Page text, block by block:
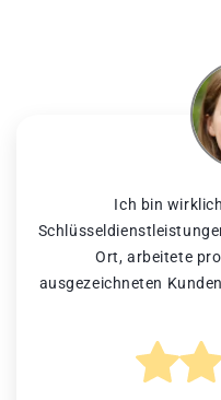
Ich bin
Ort, arbeitete
ausgezeichneten